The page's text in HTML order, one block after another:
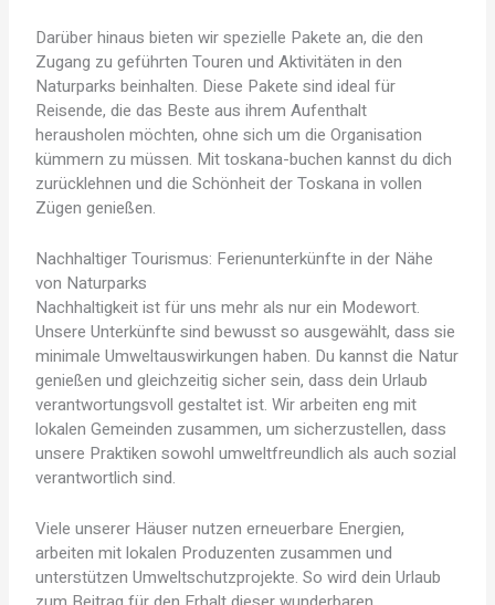
Darüber hinaus bieten wir spezielle Pakete an, die den
Zugang zu geführten Touren und Aktivitäten in den
Naturparks beinhalten. Diese Pakete sind ideal für
Reisende, die das Beste aus ihrem Aufenthalt
herausholen möchten, ohne sich um die Organisation
kümmern zu müssen. Mit toskana-buchen kannst du dich
zurücklehnen und die Schönheit der Toskana in vollen
Zügen genießen.
Nachhaltiger Tourismus: Ferienunterkünfte in der Nähe
von Naturparks
Nachhaltigkeit ist für uns mehr als nur ein Modewort.
Unsere Unterkünfte sind bewusst so ausgewählt, dass sie
minimale Umweltauswirkungen haben. Du kannst die Natur
genießen und gleichzeitig sicher sein, dass dein Urlaub
verantwortungsvoll gestaltet ist. Wir arbeiten eng mit
lokalen Gemeinden zusammen, um sicherzustellen, dass
unsere Praktiken sowohl umweltfreundlich als auch sozial
verantwortlich sind.
Viele unserer Häuser nutzen erneuerbare Energien,
arbeiten mit lokalen Produzenten zusammen und
unterstützen Umweltschutzprojekte. So wird dein Urlaub